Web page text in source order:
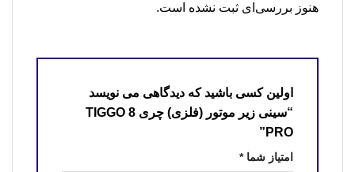
هنوز بررسی‌ای ثبت نشده است.
اولین کسی باشید که دیدگاهی می نویسد
“سینی زیر موتور (فلزی) چری TIGGO 8
PRO”
امتیاز شما*